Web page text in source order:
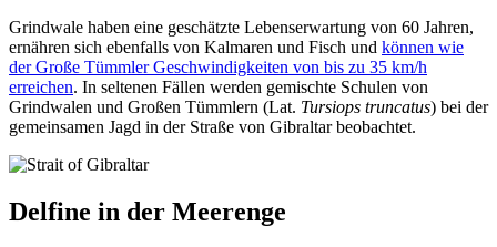
Grindwale haben eine geschätzte Lebenserwartung von 60 Jahren,
ernähren sich ebenfalls von Kalmaren und Fisch und können wie
der Große Tümmler Geschwindigkeiten von bis zu 35 km/h
erreichen. In seltenen Fällen werden gemischte Schulen von
Grindwalen und Großen Tümmlern (Lat. Tursiops truncatus) bei der
gemeinsamen Jagd in der Straße von Gibraltar beobachtet.
Delfine in der Meerenge